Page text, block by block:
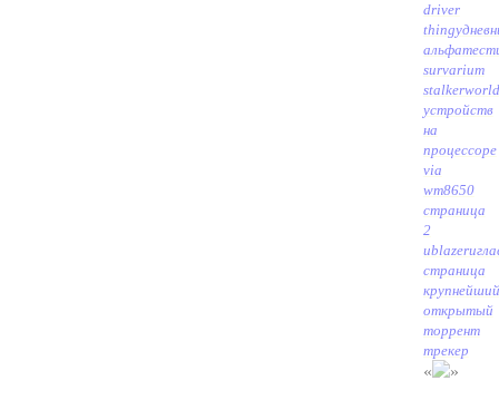
driver
thingy
survarium
устройств
на
процессоре
via
wm8650
страница
2
ublazeru
страница
крупнейший
открытый
торрент
трекер